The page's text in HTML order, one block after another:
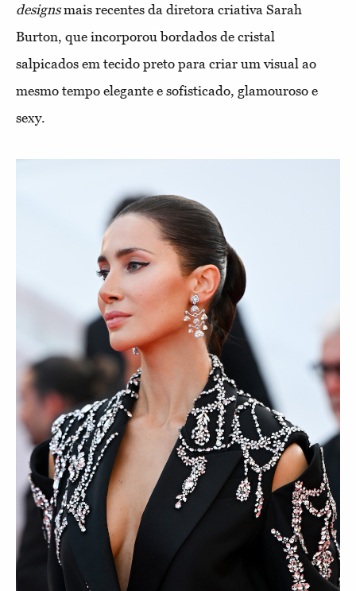
designsmais recentes da diretora criativa Sarah
Burton, que incorporou bordados de cristal
salpicados em tecido preto para criar um visual ao
mesmo tempo elegante e sofisticado, glamouroso e
sexy.